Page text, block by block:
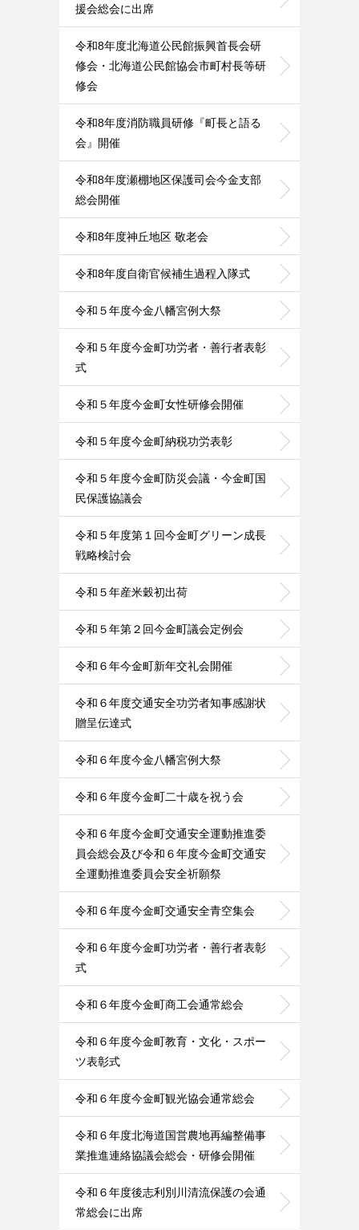
援会総会に出席
令和8年度北海道公民館振興首長会研
修会・北海道公民館協会市町村長等研
修会
令和8年度消防職員研修『町長と語る
会』開催
令和8年度瀬棚地区保護司会今金支部
総会開催
令和8年度神丘地区 敬老会
令和8年度自衛官候補生過程入隊式
令和５年度今金八幡宮例大祭
令和５年度今金町功労者・善行者表彰
式
令和５年度今金町女性研修会開催
令和５年度今金町納税功労表彰
令和５年度今金町防災会議・今金町国
民保護協議会
令和５年度第１回今金町グリーン成長
戦略検討会
令和５年産米穀初出荷
令和５年第２回今金町議会定例会
令和６年今金町新年交礼会開催
令和６年度交通安全功労者知事感謝状
贈呈伝達式
令和６年度今金八幡宮例大祭
令和６年度今金町二十歳を祝う会
令和６年度今金町交通安全運動推進委
員会総会及び令和６年度今金町交通安
全運動推進委員会安全祈願祭
令和６年度今金町交通安全青空集会
令和６年度今金町功労者・善行者表彰
式
令和６年度今金町商工会通常総会
令和６年度今金町教育・文化・スポー
ツ表彰式
令和６年度今金町観光協会通常総会
令和６年度北海道国営農地再編整備事
業推進連絡協議会総会・研修会開催
令和６年度後志利別川清流保護の会通
常総会に出席